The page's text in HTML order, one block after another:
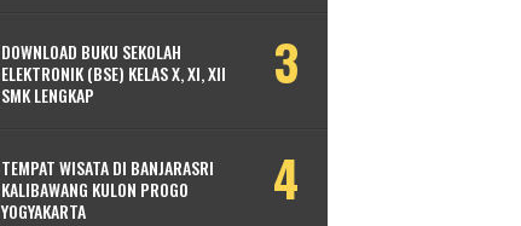
DOWNLOAD BUKU SEKOLAH
ELEKTRONIK (BSE) KELAS X, XI, XII
SMK LENGKAP
TEMPAT WISATA DI BANJARASRI
KALIBAWANG KULON PROGO
YOGYAKARTA